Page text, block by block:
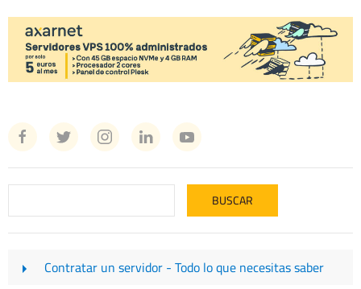
Contratar un servidor - Todo lo que necesitas saber